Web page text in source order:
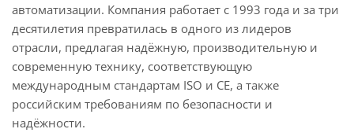
автоматизации. Компания работает с 1993 года и за три
десятилетия превратилась в одного из лидеров
отрасли, предлагая надёжную, производительную и
современную технику, соответствующую
международным стандартам ISO и CE, а также
российским требованиям по безопасности и
надёжности.